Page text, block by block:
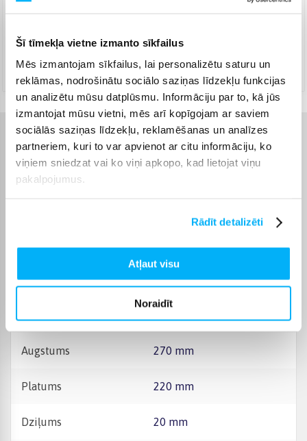
Šī tīmekļa vietne izmanto sīkfailus
Mēs izmantojam sīkfailus, lai personalizētu saturu un
reklāmas, nodrošinātu sociālo saziņas līdzekļu funkcijas
un analizētu mūsu datplūsmu. Informāciju par to, kā jūs
izmantojat mūsu vietni, mēs arī kopīgojam ar saviem
sociālās saziņas līdzekļu, reklamēšanas un analīzes
partneriem, kuri to var apvienot ar citu informāciju, ko
viņiem sniedzat vai ko viņi apkopo, kad lietojat viņu
pakalpojumus.
Rādīt detalizēti
Atļaut visu
Noraidīt
Augusts 18d. - Augusts 24d.
DPD kurjers 5,99 €
Augusts 18d. - Augusts 25d.
Raksturlielumi
Ražotājs
atbilst Eiropas Savienības
rotaļlietām. Jūs atradīsiet
CE marķējumu uz
iepakojuma. Saglabājiet
informāciju par ražotāju
uzziņai. Tie ir norādīti uz
iepakojuma.
Augstums 270 mm
Platums 220 mm
Dziļums 20 mm